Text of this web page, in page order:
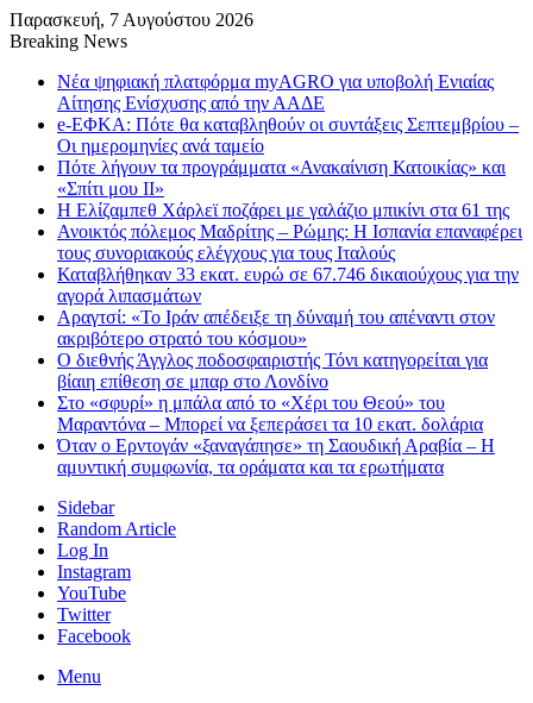
Παρασκευή, 7 Αυγούστου 2026
Breaking News
Νέα ψηφιακή πλατφόρμα myAGRO για υποβολή Ενιαίας
Αίτησης Ενίσχυσης από την ΑΑΔΕ
e-ΕΦΚΑ: Πότε θα καταβληθούν οι συντάξεις Σεπτεμβρίου –
Οι ημερομηνίες ανά ταμείο
Πότε λήγουν τα προγράμματα «Ανακαίνιση Κατοικίας» και
«Σπίτι μου ΙΙ»
Η Ελίζαμπεθ Χάρλεϊ ποζάρει με γαλάζιο μπικίνι στα 61 της
Ανοικτός πόλεμος Μαδρίτης – Ρώμης: Η Ισπανία επαναφέρει
τους συνοριακούς ελέγχους για τους Ιταλούς
Καταβλήθηκαν 33 εκατ. ευρώ σε 67.746 δικαιούχους για την
αγορά λιπασμάτων
Αραγτσί: «Το Ιράν απέδειξε τη δύναμή του απέναντι στον
ακριβότερο στρατό του κόσμου»
Ο διεθνής Άγγλος ποδοσφαιριστής Τόνι κατηγορείται για
βίαιη επίθεση σε μπαρ στο Λονδίνο
Στο «σφυρί» η μπάλα από το «Χέρι του Θεού» του
Μαραντόνα – Μπορεί να ξεπεράσει τα 10 εκατ. δολάρια
Όταν ο Ερντογάν «ξαναγάπησε» τη Σαουδική Αραβία – Η
αμυντική συμφωνία, τα οράματα και τα ερωτήματα
Sidebar
Random Article
Log In
Instagram
YouTube
Twitter
Facebook
Menu